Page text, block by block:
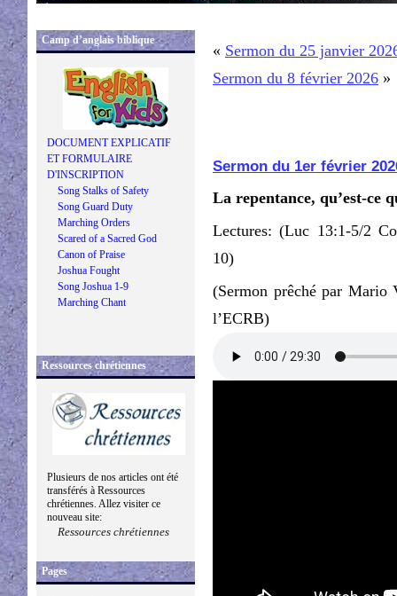
Réponses
Camp d’anglais biblique
DOCUMENT EXPLICATIF
ET FORMULAIRE
D'INSCRIPTION
Song Stalks of Safety
Song Guard Duty
Marching Orders
Scared of a Sacred God
Canon of Praise
Joshua Fought
Song Joshua 1-9
Marching Chant
Ressources chrétiennes
Plusieurs de nos articles ont été
transférés à Ressources
chrétiennes. Allez visiter ce
nouveau site:
Ressources chrétiennes
Pages
« Sermon du 25 janvier
Sermon du 8 février 2026 »
Sermon du 1er février
La repentance, qu’est-ce
Lectures: (Luc 13:1-5/2
10)
(Sermon prêché par Mario
l’ECRB)